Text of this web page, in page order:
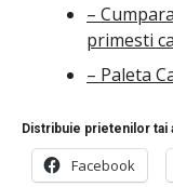
–
primesti
– Paleta
Distribuie prietenilor tai
Facebook